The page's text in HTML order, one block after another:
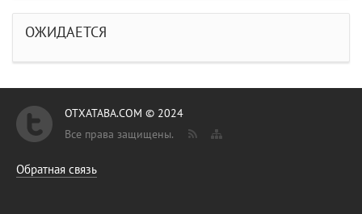
ОЖИДАЕТСЯ
OTXATABA.COM © 2024
Все права защищены.
Обратная связь